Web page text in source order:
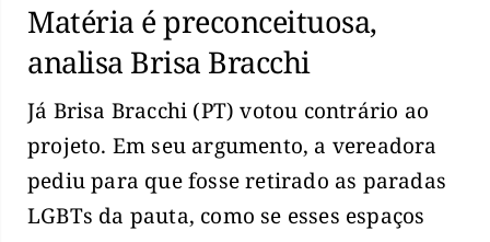
Matéria é preconceituosa,
analisa Brisa Bracchi
Já Brisa Bracchi (PT) votou contrário ao
projeto. Em seu argumento, a vereadora
pediu para que fosse retirado as paradas
LGBTs da pauta, como se esses espaços